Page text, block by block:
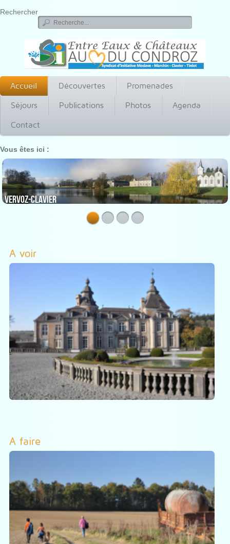
Rechercher
Accueil Découvertes
Promenades
Séjours
Publications Photos
Agenda
Contact
Vous êtes ici :
Vervoz-Clavier
A voir
A faire